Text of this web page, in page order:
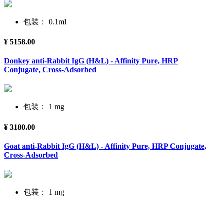
包装： 0.1ml
¥ 5158.00
Donkey anti-Rabbit IgG (H&L) - Affinity Pure, HRP
Conjugate, Cross-Adsorbed
包装： 1 mg
¥ 3180.00
Goat anti-Rabbit IgG (H&L) - Affinity Pure, HRP Conjugate,
Cross-Adsorbed
包装： 1 mg